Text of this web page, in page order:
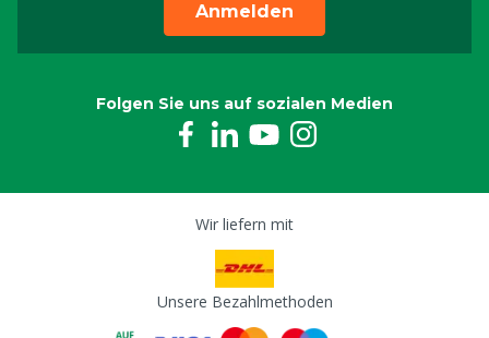
Anmelden
Folgen Sie uns auf sozialen Medien
Wir liefern mit
Unsere Bezahlmethoden